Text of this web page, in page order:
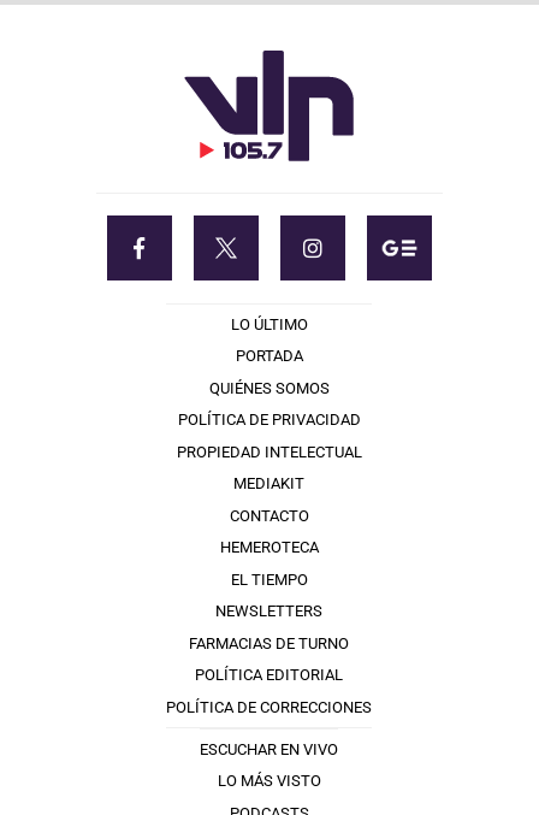
LO ÚLTIMO
PORTADA
QUIÉNES SOMOS
POLÍTICA DE PRIVACIDAD
PROPIEDAD INTELECTUAL
MEDIAKIT
CONTACTO
HEMEROTECA
EL TIEMPO
NEWSLETTERS
FARMACIAS DE TURNO
POLÍTICA EDITORIAL
POLÍTICA DE CORRECCIONES
ESCUCHAR EN VIVO
LO MÁS VISTO